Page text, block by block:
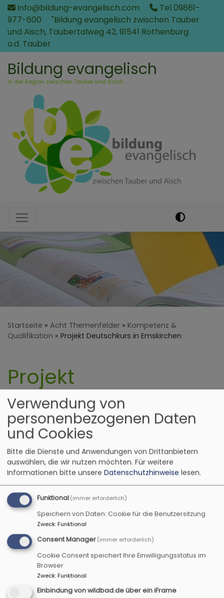
Direkt
zum
Inhalt
info@bildung-evangelisch.com
Tel 09861-
977-600
"Bildung evangelisch zwischen Tauber
und Aisch, Taubertalweg 42, 91541 Rothenburg
o.d. Tauber
Bildung evangelisch
in der Region zwischen Tauber und Aisch
Hauptnavigation
Startseite Acht Themenfelder
Kompetenz &
Qualifikation
Projekt Deutschkurs in Emskirchen
Projekt
Deutschkurs in
Emskirchen
Mehr als ein Deutschkurs!
Mit einem "Herzlichen Willkommen" wurde ich
Mitte Juni von den Ukrainischen Frauen des
Deutschkurses in Emskirchen begrüßt. Sie alle
können sich schon auf Deutsch vorstellen, und
etwas von ihren jeweiligen Familien und auch
Berufen erzählen. Das Deutschbuch, mit dem
ihre Lehrerin Katharina Werner arbeitet, ist sehr
an den Alltagserfahrungen und -gesprächen
orientiert und thematisiert das Einkaufen oder
auch Behördengänge.
Verwendung von
personenbezogenen Daten
und Cookies
Bitte die Dienste und Anwendungen von Drittanbietern
auswählen, die wir nutzen möchten. Für weitere
Informationen bitte unsere Datenschutzhinweise lesen.
Funktional(immer erforderlich)
Speichern von Daten: Cookie für die Benutzersitzung
Zweck:Funktional
Consent Manager(immer erforderlich)
Cookie Consent speichert Ihre Einwilligungsstatus im
Browser
Zweck:Funktional
Einbindung von wildbad.de über ein iFrame